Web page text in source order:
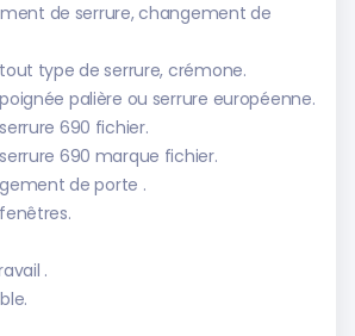
de serrure, changement de
type de serrure, crémone.
palière ou serrure européenne.
690 fichier.
690 marque fichier.
de porte .
.